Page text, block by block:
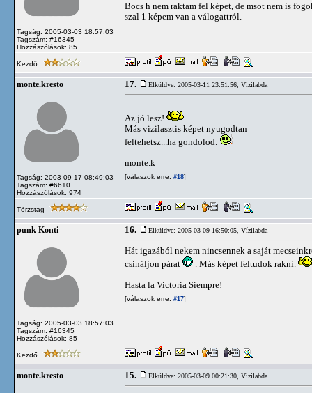
Tagság: 2005-03-03 18:57:03
Tagszám: #16345
Hozzászólások: 85
Bocs h nem raktam fel képet, de msot nem is
szal 1 képem van a válogattról.
Kezdő
monte.kresto
Tagság: 2003-09-17 08:49:03
Tagszám: #6610
Hozzászólások: 974
17. Elküldve: 2005-03-11 23:51:56, Vízilabda
Az jó lesz!
Más vizilasztis képet nyugodtan
feltehetsz...ha gondolod.
monte.k
[válaszok erre: #18]
Törzstag
punk Konti
Tagság: 2005-03-03 18:57:03
Tagszám: #16345
Hozzászólások: 85
16. Elküldve: 2005-03-09 16:50:05, Vízilabda
Hát igazából nekem nincsennek a saját
csináljon párat
. Más képet feltudok rakni.
Hasta la Victoria Siempre!
[válaszok erre: #17]
Kezdő
monte.kresto 15. Elküldve: 2005-03-09 00:21:30, Vízilabda